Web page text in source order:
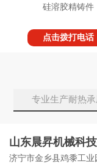
硅溶胶精铸件
点击拨打电话
专业生产耐热
山东晨昇机械科
济宁市金乡县鸡黍工业